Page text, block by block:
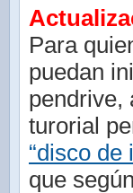
Para
puedan
pendrive,
turorial
“disco
que